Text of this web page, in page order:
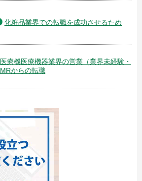
化粧品業界での転職を成功させるため
医療機医療機器業界の営業（業界未経験・
MRからの転職